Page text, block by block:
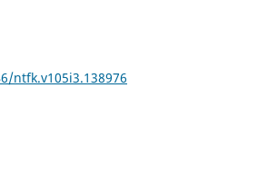
ntfk.v105i3.138976